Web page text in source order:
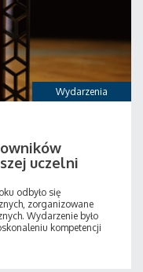
Wydarzenia
uczelni
odbyło się
zorganizowane
Wydarzenie było
kompetencji